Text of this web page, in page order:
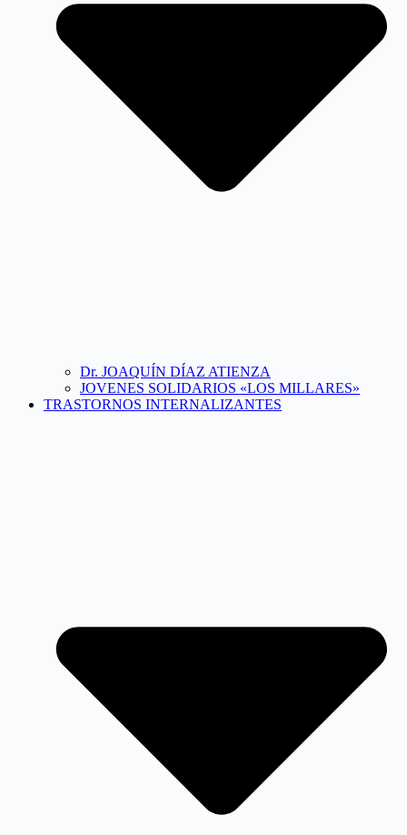
Dr. JOAQUÍN DÍAZ ATIENZA
JOVENES SOLIDARIOS «LOS MILLARES»
TRASTORNOS INTERNALIZANTES